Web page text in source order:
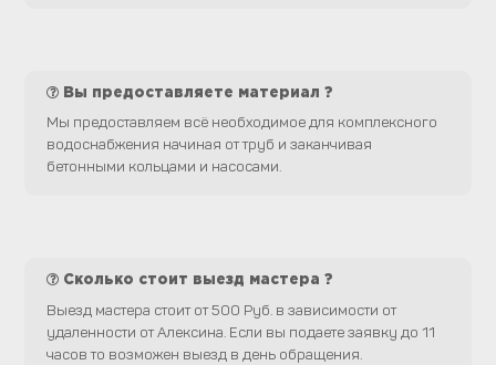
Вы предоставляете материал ?
Мы предоставляем всё необходимое для комплексного
водоснабжения начиная от труб и заканчивая
бетонными кольцами и насосами.
Сколько стоит выезд мастера ?
Выезд мастера стоит от 500 Руб. в зависимости от
удаленности от Алексина. Если вы подаете заявку до 11
часов то возможен выезд в день обращения.